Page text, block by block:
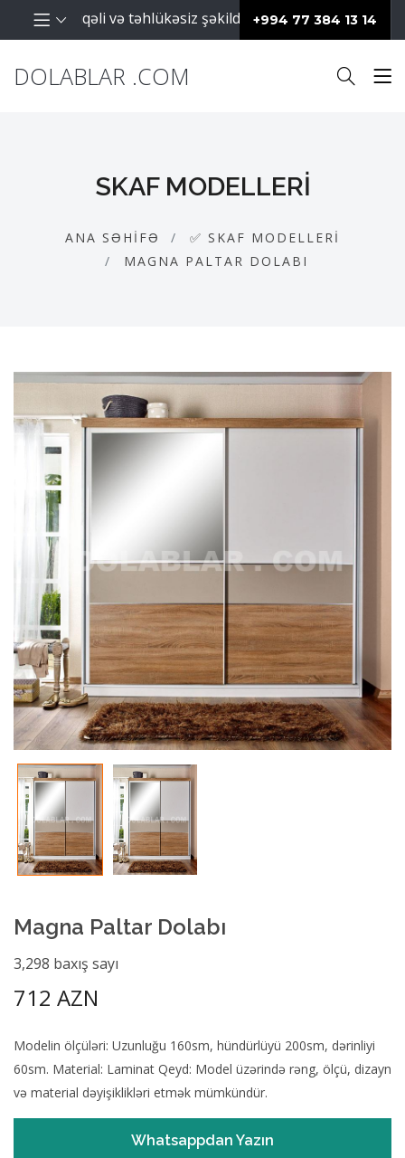
səliqəli və təhlükəsiz şəkildə saxlanılması üçün
+994 77 384 13 14
DOLABLAR .COM
SKAF MODELLERI
ANA SƏHIFƏ
✅ SKAF MODELLERI
MAGNA PALTAR DOLABI
Magna Paltar Dolabı
3,298 baxış sayı
712 AZN
Modelin ölçüləri: Uzunluğu 160sm, hündürlüyü 200sm, dərinliyi
60sm. Material: Laminat Qeyd: Model üzərində rəng, ölçü, dizayn
və material dəyişiklikləri etmək mümkündür.
Whatsappdan Yazın